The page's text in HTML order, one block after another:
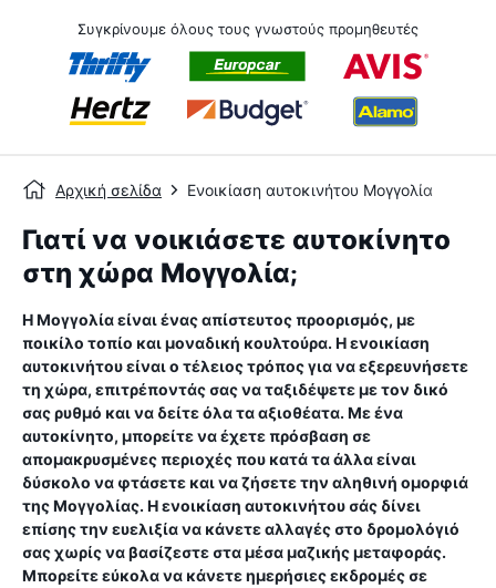
Συγκρίνουμε όλους τους γνωστούς προμηθευτές
Αρχική σελίδα Ενοικίαση αυτοκινήτου Μογγολία
Γιατί να νοικιάσετε αυτοκίνητο
στη χώρα Μογγολία;
Η Μογγολία είναι ένας απίστευτος προορισμός, με
ποικίλο τοπίο και μοναδική κουλτούρα. Η ενοικίαση
αυτοκινήτου είναι ο τέλειος τρόπος για να εξερευνήσετε
τη χώρα, επιτρέποντάς σας να ταξιδέψετε με τον δικό
σας ρυθμό και να δείτε όλα τα αξιοθέατα. Με ένα
αυτοκίνητο, μπορείτε να έχετε πρόσβαση σε
απομακρυσμένες περιοχές που κατά τα άλλα είναι
δύσκολο να φτάσετε και να ζήσετε την αληθινή ομορφιά
της Μογγολίας. Η ενοικίαση αυτοκινήτου σάς δίνει
επίσης την ευελιξία να κάνετε αλλαγές στο δρομολόγιό
σας χωρίς να βασίζεστε στα μέσα μαζικής μεταφοράς.
Μπορείτε εύκολα να κάνετε ημερήσιες εκδρομές σε